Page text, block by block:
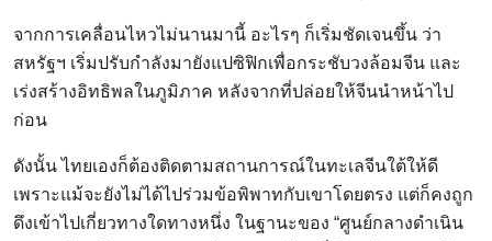
จากการเคลื่อนไหวไม่นานมานี้ อะไรๆ ก็เริ่มชัดเจนขึ้น ว่า
สหรัฐฯ เริ่มปรับกำลังมายังแปซิฟิกเพื่อกระชับวงล้อมจีน และ
เร่งสร้างอิทธิพลในภูมิภาค หลังจากที่ปล่อยให้จีนนำหน้าไป
ก่อน
ดังนั้น ไทยเองก็ต้องติดตามสถานการณ์ในทะเลจีนใต้ให้ดี
เพราะแม้จะยังไม่ได้ไปร่วมข้อพิพาทกับเขาโดยตรง แต่ก็คงถูก
ดึงเข้าไปเกี่ยวทางใดทางหนึ่ง ในฐานะของ “ศูนย์กลางดำเนิน